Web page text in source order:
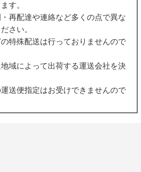
す。
再配達や連絡など多くの点で異な
さい。
特殊配送は行っておりませんので
域によって出荷する運送会社を決
送便指定はお受けできませんので